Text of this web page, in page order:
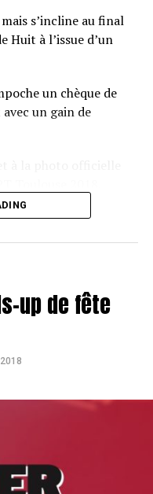
s’incline au final
Huit à l’issue d’un
un chèque de
un gain de
up de fête